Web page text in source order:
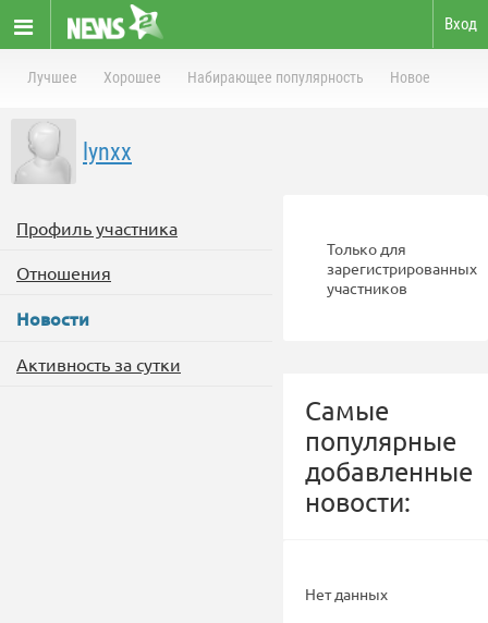
Вход
Лучшее Хорошее Набирающее популярность Новое
lynxx
Профиль участника
Отношения
Новости
Активность за сутки
Только для
зарегистрированных
участников
Самые
популярные
добавленные
новости:
Нет данных